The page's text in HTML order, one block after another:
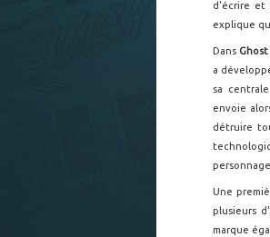
d'écrire et
explique
Dans Ghost
a
sa
envoie
détruire
Une
plusieurs
marque